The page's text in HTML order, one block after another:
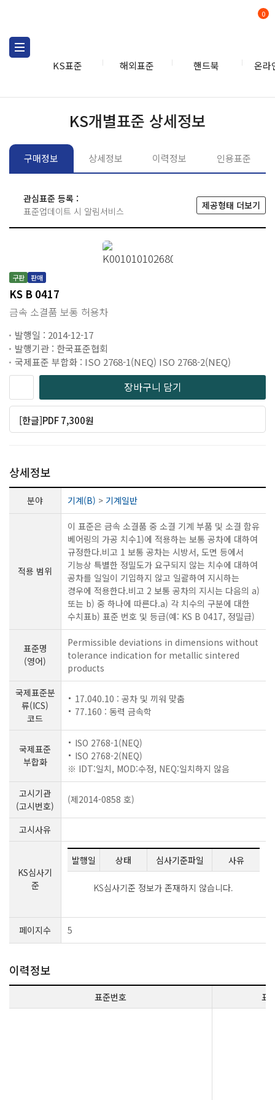
KS표준 해외표준 핸드북 온라
0
KS개별표준 상세정보
구매정보 상세정보 이력정보 인용표준
관심표준 등록 :
표준업데이트 시 알림서비스
제공형태 더보기
구판 판매
KS B 0417
금속 소결품 보통 허용차
발행일 : 2014-12-17
발행기관 : 한국표준협회
국제표준 부합화 : ISO 2768-1(NEQ) ISO 2768-2(NEQ)
장바구니 담기
[한글]PDF 7,300원
상세정보
분야 기계(B) > 기계일반
적용 범위
이 표준은 금속 소결품 중 소결 기계 부품 및 소결 함유
베어링의 가공 치수1)에 적용하는 보통 공차에 대하여
규정한다.비고 1 보통 공차는 시방서, 도면 등에서
기능상 특별한 정밀도가 요구되지 않는 치수에 대하여
공차를 일일이 기입하지 않고 일괄하여 지시하는
경우에 적용한다.비고 2 보통 공차의 지시는 다음의 a)
또는 b) 중 하나에 따른다.a) 각 치수의 구분에 대한
수치표b) 표준 번호 및 등급(예: KS B 0417, 정밀급)
표준명
(영어)
Permissible deviations in dimensions without
tolerance indication for metallic sintered
products
국제표준분
류(ICS)
코드
17.040.10 : 공차 및 끼워 맞춤
77.160 : 동력 금속학
국제표준
부합화
ISO 2768-1(NEQ)
ISO 2768-2(NEQ)
※ IDT:일치, MOD:수정, NEQ:일치하지 않음
고시기관
(고시번호)
(제2014-0858 호)
고시사유
KS심사기
준
발행일 상태 심사기준파일 사유
KS심사기준 정보가 존재하지 않습니다.
페이지수 5
이력정보
표준번호 표